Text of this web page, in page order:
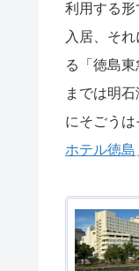
利用する
入居、そ
る「徳島
までは明
にそごう
ホテル徳島